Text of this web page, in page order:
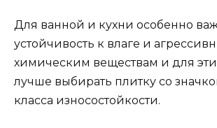
Для ванной и кухни особенно
устойчивость к влаге и
химическим веществам и для
лучше выбирать плитку со
класса износостойкости.